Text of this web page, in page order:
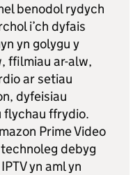
benodol rydych
i’ch dyfais
yn golygu y
ffilmiau ar-alw,
ar setiau
dyfeisiau
flychau ffrydio.
Prime Video
debyg
yn aml yn